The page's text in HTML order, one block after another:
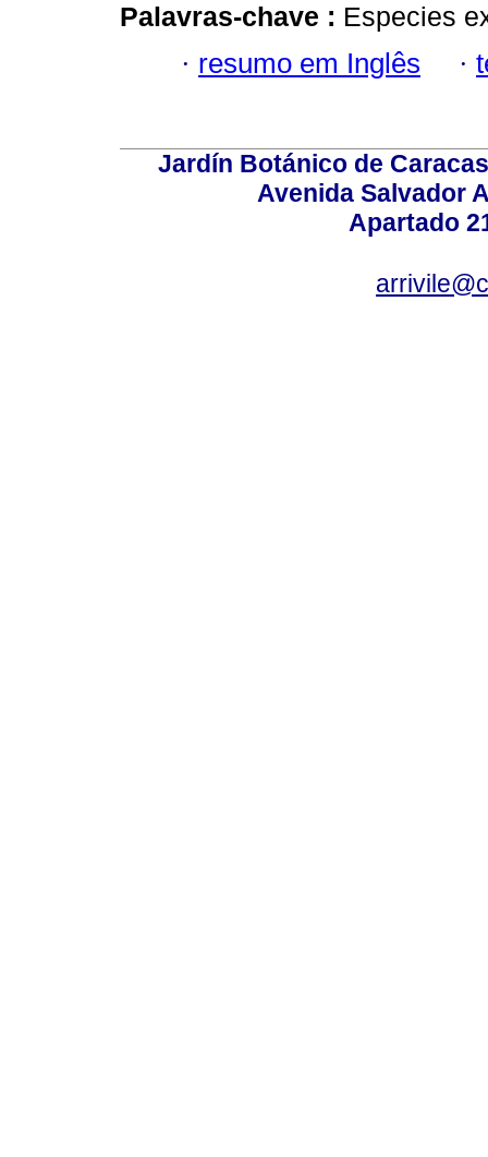
Palavras-chave : Especies
· resumo em Inglês ·
Jardín Botánico de
Avenida Salvador
Apartado